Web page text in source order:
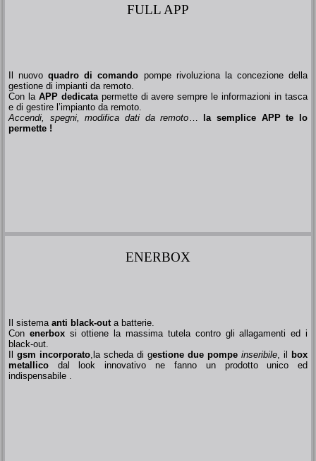
FULL APP
Il nuovoquadro di comando pompe rivoluziona la concezione della
gestione di impianti da remoto.
Con la APP dedicatapermette di avere sempre le informazioni in tasca
e di gestire l’impianto da remoto.
Accendi, spegni, modifica dati da remoto…
la semplice APP te lo
permette !
ENERBOX
Il sistema anti black-outa batterie.
Con enerboxsi ottiene la massima tutela contro gli allagamenti ed i
black-out.
gsm incorporato,la scheda di gestione due pompe inseribile, il
box
metallicodal look innovativo ne fanno un prodotto unico ed
indispensabile .